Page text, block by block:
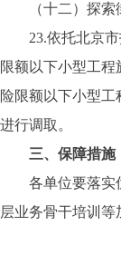
（十二）探
23.依托北京
限额以下小型工
险限额以下小型
进行调取。
三、保障措施
各单位要落实
层业务骨干培训